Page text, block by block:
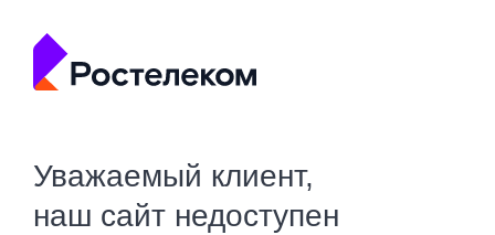
Уважаемый клиент,
наш сайт недоступен